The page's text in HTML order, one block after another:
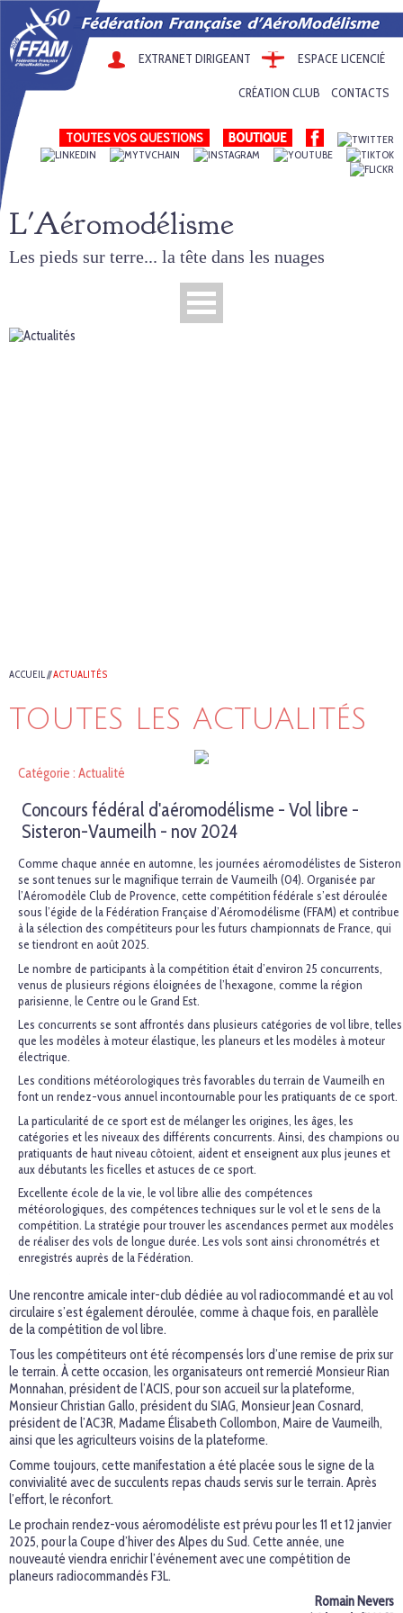
EXTRANET DIRIGEANT ESPACE LICENCIÉ
CRÉATION CLUB CONTACTS
TOUTES VOS QUESTIONS
L'Aéromodélisme
Les pieds sur terre... la tête dans les nuages
ACCUEIL//ACTUALITÉS
TOUTES LES ACTUALITÉS
Catégorie : Actualité
Concours fédéral d'aéromodélisme - Vol libre -
Sisteron-Vaumeilh - nov 2024
Comme chaque année en automne, les journées aéromodélistes de Sisteron
se sont tenues sur le magnifique terrain de Vaumeilh (04). Organisée par
l’Aéromodèle Club de Provence, cette compétition fédérale s’est déroulée
sous l’égide de la Fédération Française d’Aéromodélisme (FFAM) et contribue
à la sélection des compétiteurs pour les futurs championnats de France, qui
se tiendront en août 2025.
Le nombre de participants à la compétition était d’environ 25 concurrents,
venus de plusieurs régions éloignées de l’hexagone, comme la région
parisienne, le Centre ou le Grand Est.
Les concurrents se sont affrontés dans plusieurs catégories de vol libre, telles
que les modèles à moteur élastique, les planeurs et les modèles à moteur
électrique.
Les conditions météorologiques très favorables du terrain de Vaumeilh en
font un rendez-vous annuel incontournable pour les pratiquants de ce sport.
La particularité de ce sport est de mélanger les origines, les âges, les
catégories et les niveaux des différents concurrents. Ainsi, des champions ou
pratiquants de haut niveau côtoient, aident et enseignent aux plus jeunes et
aux débutants les ficelles et astuces de ce sport.
Excellente école de la vie, le vol libre allie des compétences
météorologiques, des compétences techniques sur le vol et le sens de la
compétition. La stratégie pour trouver les ascendances permet aux modèles
de réaliser des vols de longue durée. Les vols sont ainsi chronométrés et
enregistrés auprès de la Fédération.
Une rencontre amicale inter-club dédiée au vol radiocommandé et au vol
circulaire s’est également déroulée, comme à chaque fois, en parallèle
de la compétition de vol libre.
Tous les compétiteurs ont été récompensés lors d’une remise de prix sur
le terrain. À cette occasion, les organisateurs ont remercié Monsieur Rian
Monnahan, président de l’ACIS, pour son accueil sur la plateforme,
Monsieur Christian Gallo, président du SIAG, Monsieur Jean Cosnard,
président de l’AC3R, Madame Élisabeth Collombon, Maire de Vaumeilh,
ainsi que les agriculteurs voisins de la plateforme.
Comme toujours, cette manifestation a été placée sous le signe de la
convivialité avec de succulents repas chauds servis sur le terrain. Après
l’effort, le réconfort.
Le prochain rendez-vous aéromodéliste est prévu pour les 11 et 12 janvier
2025, pour la Coupe d’hiver des Alpes du Sud. Cette année, une
nouveauté viendra enrichir l’événement avec une compétition de
planeurs radiocommandés F3L.
Romain Nevers